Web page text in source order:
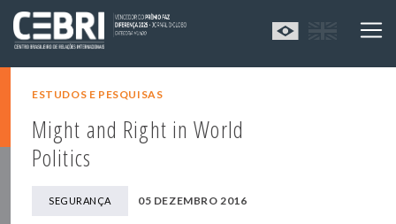
ESTUDOS E PESQUISAS
Might and Right in World
Politics
SEGURANÇA 05 DEZEMBRO 2016